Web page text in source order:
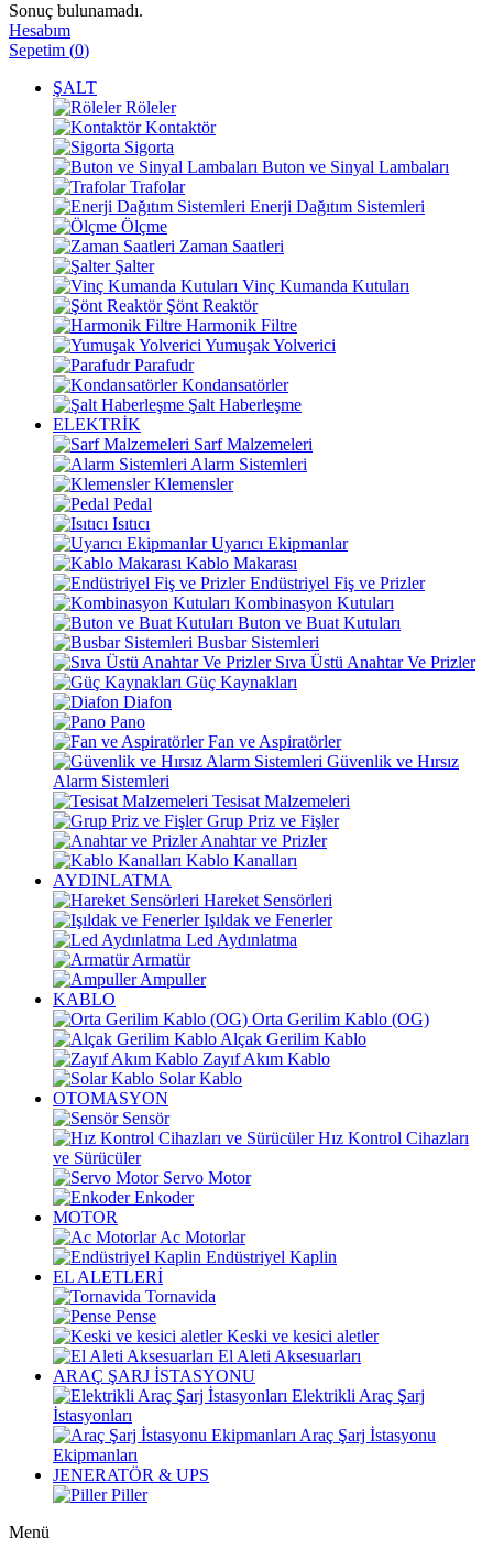
Sonuç bulunamadı.
Hesabım
Sepetim (0)
ŞALT
Röleler
Kontaktör
Sigorta
Buton ve Sinyal Lambaları
Trafolar
Enerji Dağıtım Sistemleri
Ölçme
Zaman Saatleri
Şalter
Vinç Kumanda Kutuları
Şönt Reaktör
Harmonik Filtre
Yumuşak Yolverici
Parafudr
Kondansatörler
Şalt Haberleşme
ELEKTRİK
Sarf Malzemeleri
Alarm Sistemleri
Klemensler
Pedal
Isıtıcı
Uyarıcı Ekipmanlar
Kablo Makarası
Endüstriyel Fiş ve Prizler
Kombinasyon Kutuları
Buton ve Buat Kutuları
Busbar Sistemleri
Sıva Üstü Anahtar Ve Prizler
Güç Kaynakları
Diafon
Pano
Fan ve Aspiratörler
Güvenlik ve Hırsız
Alarm Sistemleri
Tesisat Malzemeleri
Grup Priz ve Fişler
Anahtar ve Prizler
Kablo Kanalları
AYDINLATMA
Hareket Sensörleri
Işıldak ve Fenerler
Led Aydınlatma
Armatür
Ampuller
KABLO
Orta Gerilim Kablo (OG)
Alçak Gerilim Kablo
Zayıf Akım Kablo
Solar Kablo
OTOMASYON
Sensör
Hız Kontrol Cihazları
ve Sürücüler
Servo Motor
Enkoder
MOTOR
Ac Motorlar
Endüstriyel Kaplin
EL ALETLERİ
Tornavida
Pense
Keski ve kesici aletler
El Aleti Aksesuarları
ARAÇ ŞARJ İSTASYONU
Elektrikli Araç Şarj
İstasyonları
Araç Şarj İstasyonu
Ekipmanları
JENERATÖR & UPS
Piller
Menü